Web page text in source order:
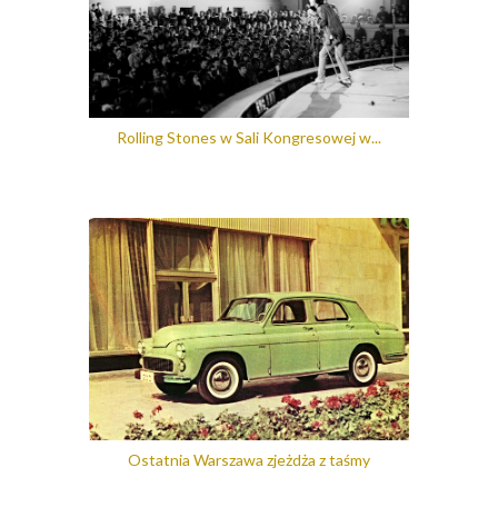
Rolling Stones w Sali Kongresowej w...
Ostatnia Warszawa zjeżdża z taśmy